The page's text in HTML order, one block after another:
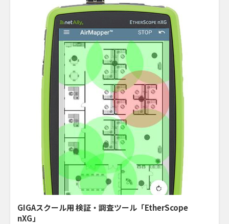
GIGAスクール用 検証・調査ツール「EtherScope
nXG」